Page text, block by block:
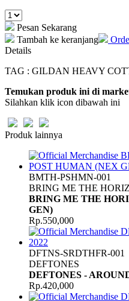
Pesan Sekarang
Tambah ke keranjang
Details
TAG : GILDAN HEAVY
Temukan produk ini di
Silahkan klik icon dibawah ini
Produk lainnya
BMTH-PSHMN-001
BRING ME THE
BRING ME THE
GEN)
Rp.550,000
DFTNS-SRDTHFR-001
DEFTONES
DEFTONES -
Rp.420,000